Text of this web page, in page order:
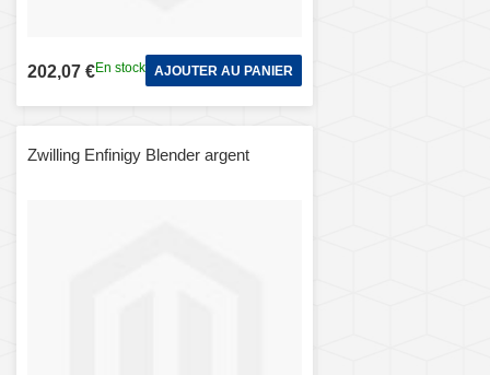
202,07 €En stock AJOUTER AU PANIER
Zwilling Enfinigy Blender argent